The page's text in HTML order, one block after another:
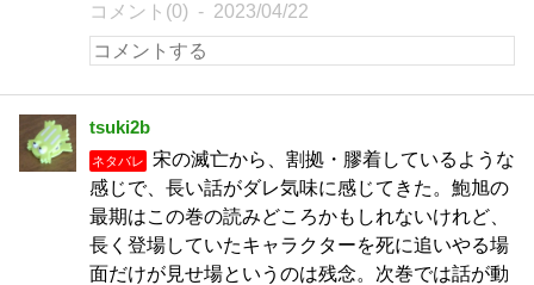
コメント(0) 2023/04/22
tsuki2b
ネタバレ
宋の滅亡から、割拠・膠着しているような
感じで、長い話がダレ気味に感じてきた。鮑旭の
最期はこの巻の読みどころかもしれないけれど、
長く登場していたキャラクターを死に追いやる場
面だけが見せ場というのは残念。次巻では話が動